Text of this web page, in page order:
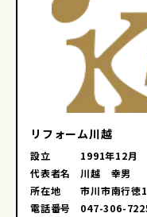
リフォーム川越
設立
1991年12月
代表者名
川越 幸男
所在地
市川市南行
電話番号
047-306-